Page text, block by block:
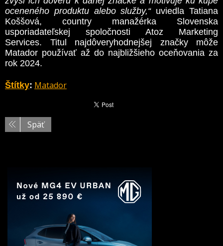
oceneného produktu alebo služby,“ uviedla Tatiana
Koššová, country manažérka Slovenska
usporiadateľskej spoločnosti Atoz Marketing
Services. Titul najdôveryhodnejšej značky môže
Matador používať až do najbližšieho oceňovania za
rok 2024.
Štítky: Matador
Späť